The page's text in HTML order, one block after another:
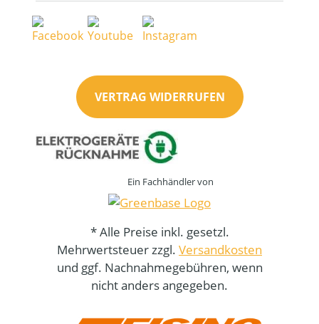
VERTRAG WIDERRUFEN
Ein Fachhändler von
* Alle Preise inkl. gesetzl.
Mehrwertsteuer zzgl. Versandkosten
und ggf. Nachnahmegebühren, wenn
nicht anders angegeben.